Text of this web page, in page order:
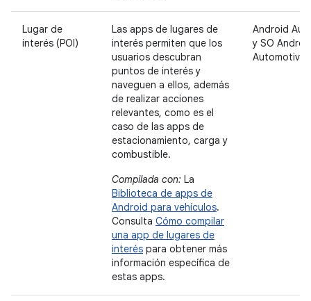
Lugar de
interés (POI)
Las apps de lugares de
interés permiten que los
usuarios descubran
puntos de interés y
naveguen a ellos, además
de realizar acciones
relevantes, como es el
caso de las apps de
estacionamiento, carga y
combustible.
Compilada con: La
Biblioteca de apps de
Android para vehículos.
Consulta Cómo compilar
una app de lugares de
interés para obtener más
información específica de
estas apps.
Android
y SO
Automotive